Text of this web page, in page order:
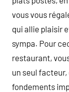
vous vous
qui allie plaisir
sympa. Pour
restaurant,
un seul
fondements